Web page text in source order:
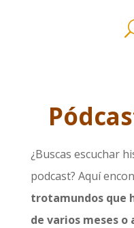
¿Buscas escuchar
podcast? Aquí
trotamundos que
de varios meses o